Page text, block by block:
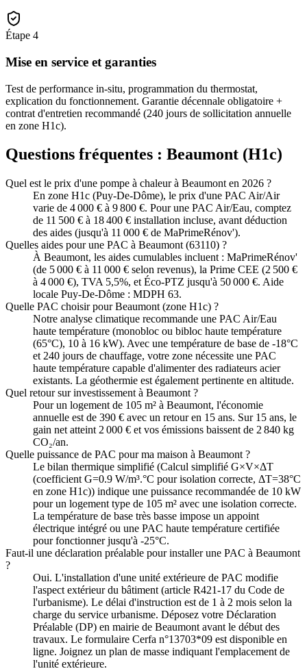
Étape 4
Mise en service et garanties
Test de performance in-situ, programmation du thermostat,
explication du fonctionnement. Garantie décennale obligatoire +
contrat d'entretien recommandé (240 jours de sollicitation annuelle
en zone H1c).
Questions fréquentes : Beaumont (H1c)
Quel est le prix d'une pompe à chaleur à Beaumont en 2026 ?
En zone H1c (Puy-De-Dôme), le prix d'une PAC Air/Air
varie de 4 000 € à 9 800 €. Pour une PAC Air/Eau, comptez
de 11 500 € à 18 400 € installation incluse, avant déduction
des aides (jusqu'à 11 000 € de MaPrimeRénov').
Quelles aides pour une PAC à Beaumont (63110) ?
À Beaumont, les aides cumulables incluent : MaPrimeRénov'
(de 5 000 € à 11 000 € selon revenus), la Prime CEE (2 500 €
à 4 000 €), TVA 5,5%, et Éco-PTZ jusqu'à 50 000 €. Aide
locale Puy-De-Dôme : MDPH 63.
Quelle PAC choisir pour Beaumont (zone H1c) ?
Notre analyse climatique recommande une PAC Air/Eau
haute température (monobloc ou bibloc haute température
(65°C), 10 à 16 kW). Avec une température de base de -18°C
et 240 jours de chauffage, votre zone nécessite une PAC
haute température capable d'alimenter des radiateurs acier
existants. La géothermie est également pertinente en altitude.
Quel retour sur investissement à Beaumont ?
Pour un logement de 105 m² à Beaumont, l'économie
annuelle est de 390 € avec un retour en 15 ans. Sur 15 ans, le
gain net atteint 2 000 € et vos émissions baissent de 2 840 kg
CO₂/an.
Quelle puissance de PAC pour ma maison à Beaumont ?
Le bilan thermique simplifié (Calcul simplifié G×V×ΔT
(coefficient G=0.9 W/m³.°C pour isolation correcte, ΔT=38°C
en zone H1c)) indique une puissance recommandée de 10 kW
pour un logement type de 105 m² avec une isolation correcte.
La température de base très basse impose un appoint
électrique intégré ou une PAC haute température certifiée
pour fonctionner jusqu'à -25°C.
Faut-il une déclaration préalable pour installer une PAC à Beaumont
?
Oui. L'installation d'une unité extérieure de PAC modifie
l'aspect extérieur du bâtiment (article R421-17 du Code de
l'urbanisme). Le délai d'instruction est de 1 à 2 mois selon la
charge du service urbanisme. Déposez votre Déclaration
Préalable (DP) en mairie de Beaumont avant le début des
travaux. Le formulaire Cerfa n°13703*09 est disponible en
ligne. Joignez un plan de masse indiquant l'emplacement de
l'unité extérieure.